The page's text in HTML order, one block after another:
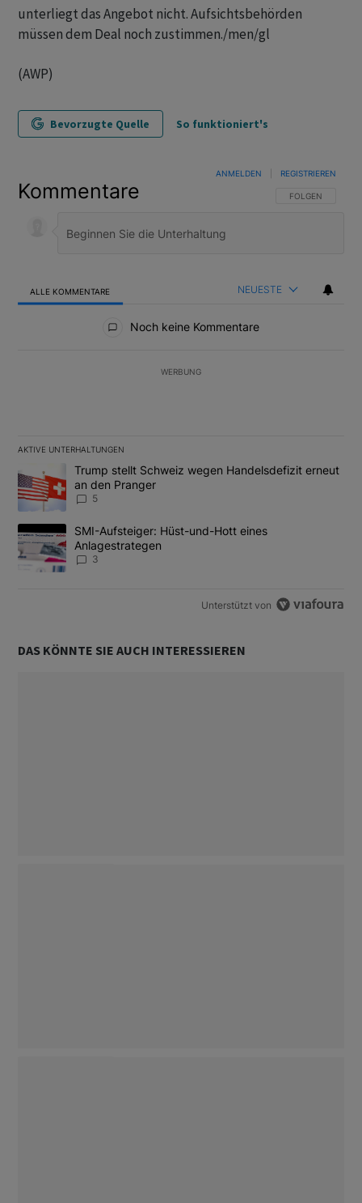
unterliegt das Angebot nicht. Aufsichtsbehörden
müssen dem Deal noch zustimmen./men/gl
(AWP)
Bevorzugte Quelle So funktioniert's
Kommentare FOLGE DIESER
FOLGEN
ANMELDEN REGISTRIEREN
ALLE KOMMENTARE NEUESTE
Noch keine Kommentare
WERBUNG
AKTIVE UNTERHALTUNGEN
Ein Trendartikel mit dem Titel "Trump stellt Schweiz wegen
Trump stellt Schweiz wegen Handelsdefizit erneut
an den Pranger
5
Ein Trendartikel mit dem Titel "SMI-Aufsteiger: Hüst-und-Hott
SMI-Aufsteiger: Hüst-und-Hott eines
Anlagestrategen
3
Unterstützt von
DAS KÖNNTE SIE AUCH INTERESSIEREN